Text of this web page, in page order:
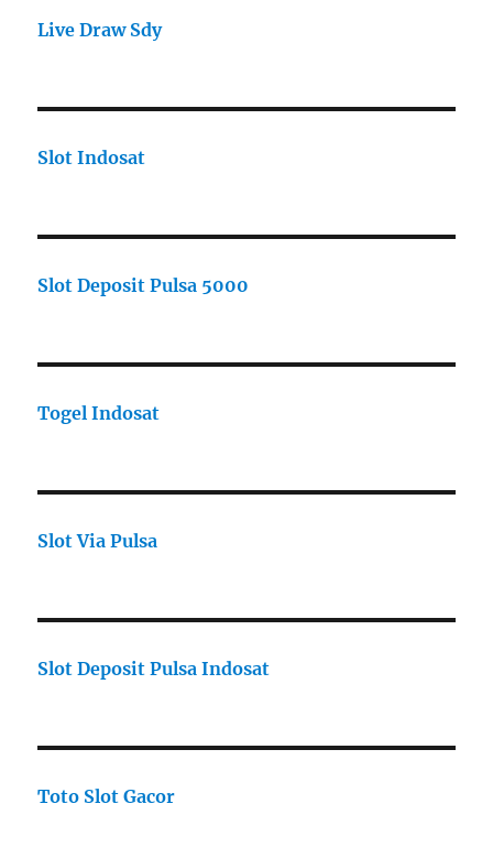
Live Draw Sdy
Slot Indosat
Slot Deposit Pulsa 5000
Togel Indosat
Slot Via Pulsa
Slot Deposit Pulsa Indosat
Toto Slot Gacor